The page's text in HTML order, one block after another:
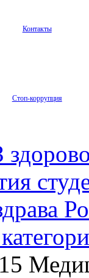
Контакты
Стоп-коррупция